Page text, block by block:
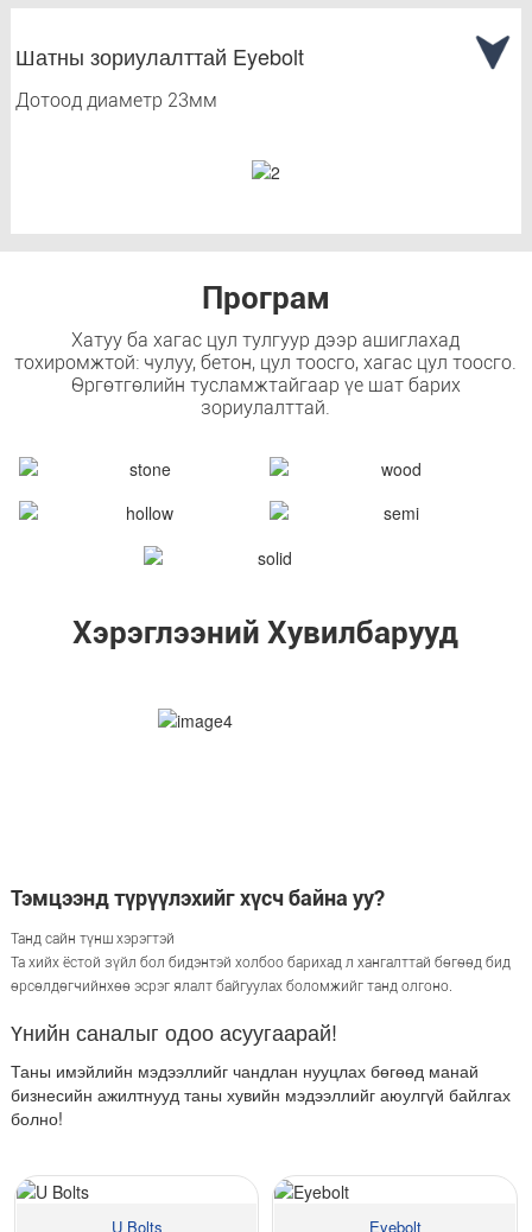
Шатны зориулалттай Eyebolt
Дотоод диаметр 23мм
Програм
Хатуу ба хагас цул тулгуур дээр ашиглахад
тохиромжтой: чулуу, бетон, цул тоосго, хагас цул тоосго.
Өргөтгөлийн тусламжтайгаар үе шат барих
зориулалттай.
Хэрэглээний Хувилбарууд
Тэмцээнд түрүүлэхийг хүсч байна уу?
Танд сайн түнш хэрэгтэй
Та хийх ёстой зүйл бол бидэнтэй холбоо барихад л хангалттай бөгөөд бид
өрсөлдөгчийнхөө эсрэг ялалт байгуулах боломжийг танд олгоно.
Үнийн саналыг одоо асуугаарай!
Таны имэйлийн мэдээллийг чандлан нууцлах бөгөөд манай
бизнесийн ажилтнууд таны хувийн мэдээллийг аюулгүй байлгах
болно!
U Bolts Eyebolt